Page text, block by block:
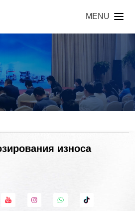
MENU
износа